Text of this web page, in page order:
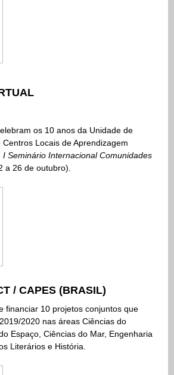
os 10 anos da Unidade de
Locais de Aprendizagem
I Seminário Internacional Comunidades
a 26 de outubro).
/ CAPES (BRASIL)
financiar 10 projetos conjuntos que
2020 nas áreas Ciências do
Espaço, Ciências do Mar, Engenharia
Literários e História.